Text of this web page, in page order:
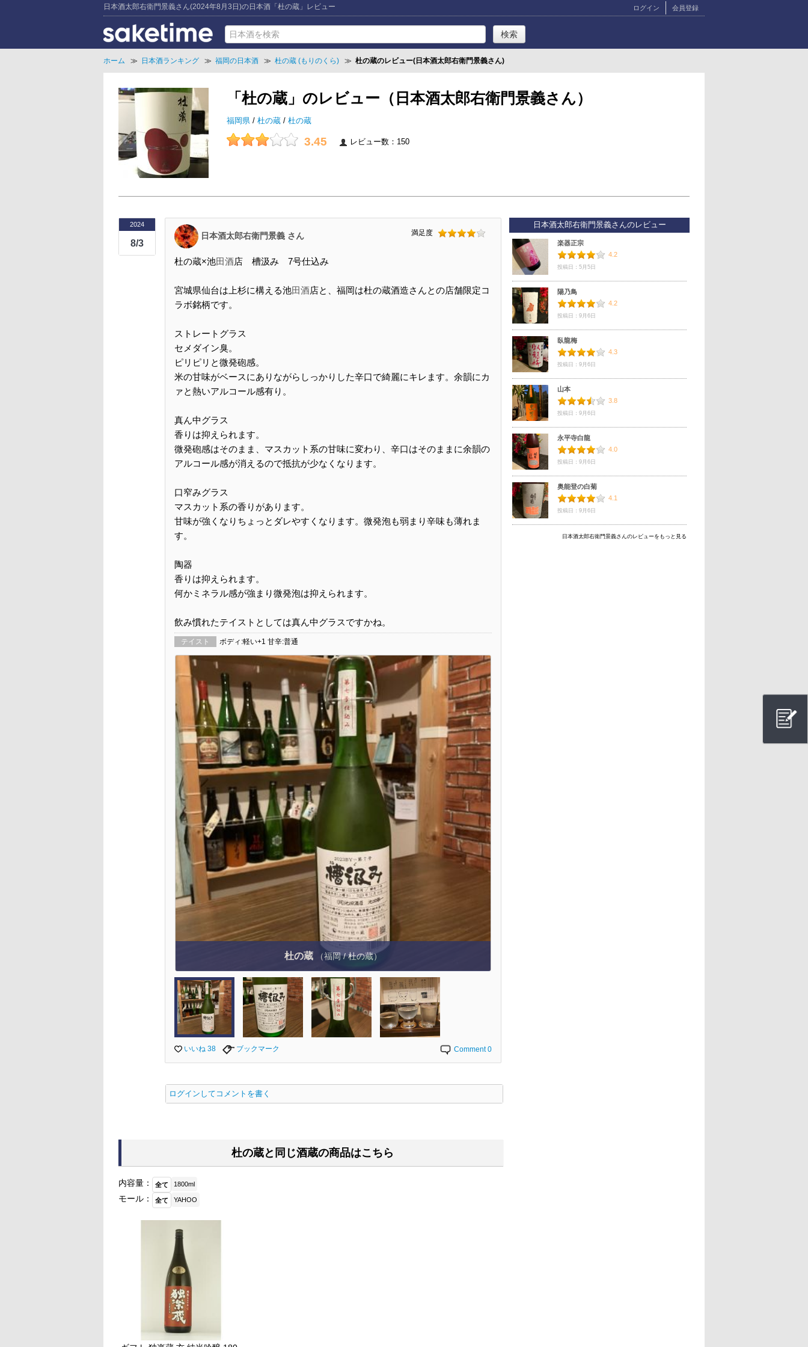
日本酒太郎右衛門景義さん(2024年8月3日)の日本酒「杜の蔵」レビュー ログイン 会員登録
ホーム ≫ 日本酒ランキング ≫ 福岡の日本酒 ≫ 杜の蔵 (もりのくら) ≫ 杜の蔵のレビュー(日本酒太郎右衛門景義さん)
「杜の蔵」のレビュー（日本酒太郎右衛門景義さん）
福岡県 / 杜の蔵 / 杜の蔵
3.45 レビュー数：150
2024
8/3
日本酒太郎右衛門景義 さん 満足度
杜の蔵×池田酒店 槽汲み 7号仕込み
宮城県仙台は上杉に構える池田酒店と、福岡は杜の蔵酒造さんとの店舗限定コ
ラボ銘柄です。
ストレートグラス
セメダイン臭。
ピリピリと微発砲感。
米の甘味がベースにありながらしっかりした辛口で綺麗にキレます。余韻にカ
ァと熱いアルコール感有り。
真ん中グラス
香りは抑えられます。
微発砲感はそのまま、マスカット系の甘味に変わり、辛口はそのままに余韻の
アルコール感が消えるので抵抗が少なくなります。
口窄みグラス
マスカット系の香りがあります。
甘味が強くなりちょっとダレやすくなります。微発泡も弱まり辛味も薄れま
す。
陶器
香りは抑えられます。
何かミネラル感が強まり微発泡は抑えられます。
飲み慣れたテイストとしては真ん中グラスですかね。
テイスト ボディ:軽い+1 甘辛:普通
杜の蔵 （福岡 / 杜の蔵）
いいね 38 ブックマーク Comment 0
ログインしてコメントを書く
日本酒太郎右衛門景義さんのレビュー
楽器正宗
4.2
投稿日：5月5日
陽乃鳥
4.2
投稿日：9月6日
臥龍梅
4.3
投稿日：9月6日
山本
3.8
投稿日：9月6日
永平寺白龍
4.0
投稿日：9月6日
奥能登の白菊
4.1
投稿日：9月6日
日本酒太郎右衛門景義さんのレビューをもっと見る
杜の蔵と同じ酒蔵の商品はこちら
内容量： 全て 1800ml
モール： 全て YAHOO